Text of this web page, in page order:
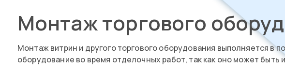
Монтаж торгового
Монтаж витрин и другого торгового оборудования выполняется в
оборудование во время отделочных работ, так как оно может